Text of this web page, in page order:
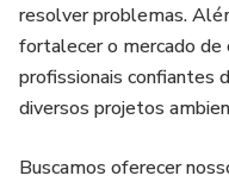
resolver problemas.
fortalecer o mercado
profissionais confiantes
diversos projetos
Buscamos oferecer